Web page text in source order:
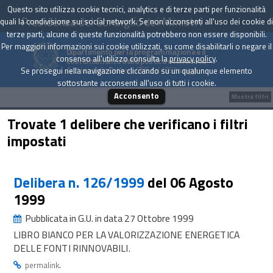
Presidenza del Consiglio dei Ministri
Dipartimento per la programmazione e il
coordinamento della politica economica
Archivio delle Delibere CIPE dal 1967 a oggi
Trovate 1 delibere che verificano i filtri
impostati
Delibera n. 126/1999del 06 Agosto
1999
Pubblicata in G.U. in data 27 Ottobre 1999
LIBRO BIANCO PER LA VALORIZZAZIONE ENERGETICA
DELLE FONTI RINNOVABILI.
permalink.
Mostra filtri
Questo sito utilizza cookie tecnici, analytics e di terze parti per funzionalità
quali la condivisione sui social network. Se non acconsenti all'uso dei cookie di
terze parti, alcune di queste funzionalità potrebbero non essere disponibili.
Per maggiori informazioni sui cookie utilizzati, su come disabilitarli o negare il
consenso all'utilizzo consulta laprivacy policy.
Se prosegui nella navigazione cliccando su un qualunque elemento
sottostante acconsenti all'uso di tutti i cookie.
Acconsento